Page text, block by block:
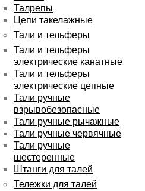
Талрепы
Цепи такелажные
Тали и тельферы
Тали и тельферы
электрические канатные
Тали и тельферы
электрические цепные
Тали ручные
взрывобезопасные
Тали ручные рычажные
Тали ручные червячные
Тали ручные
шестеренные
Штанги для талей
Тележки для талей